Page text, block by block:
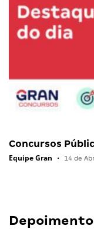
Concursos
Equipe Gran • 14 de